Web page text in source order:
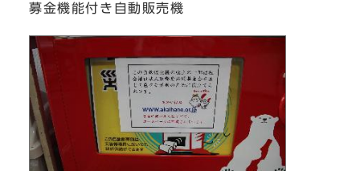
募金機能付き自動販売機